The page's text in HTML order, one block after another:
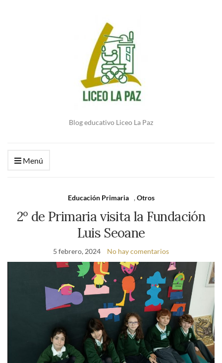
Blog educativo Liceo La Paz
Menú
Educación Primaria ,Otros
2º de Primaria visita la Fundación
Luis Seoane
5 febrero, 2024 No hay comentarios